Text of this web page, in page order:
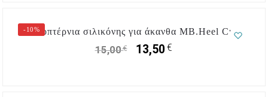
-10%
Υποπτέρνια σιλικόνης για άκανθα MB.Heel Cup
15,00€ 13,50€